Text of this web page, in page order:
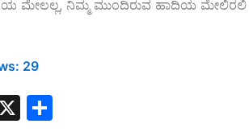
ಮೇಲಲ್ಲ, ನಿಮ್ಮ ಮುಂದಿರುವ ಹಾದಿಯ ಮೇಲಿರಲಿ
29
X